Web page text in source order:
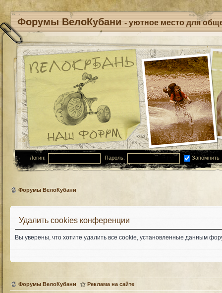
Форумы ВелоКубани - уютное место для
Логин: Пароль: Запомнить
Форумы ВелоКубани
Удалить cookies конференции
Вы уверены, что хотите удалить все cookie, установленные данным
Форумы ВелоКубани Реклама на сайте